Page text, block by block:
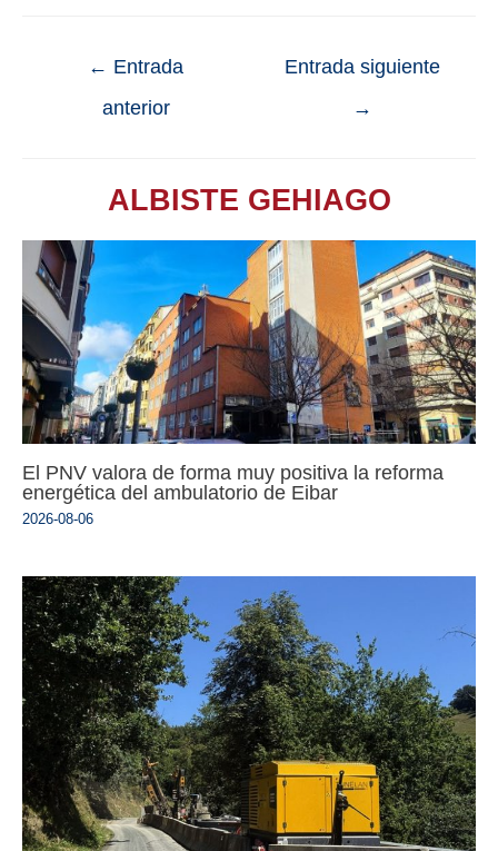
← Entrada
anterior
Entrada siguiente
→
ALBISTE GEHIAGO
El PNV valora de forma muy positiva la reforma
energética del ambulatorio de Eibar
2026-08-06